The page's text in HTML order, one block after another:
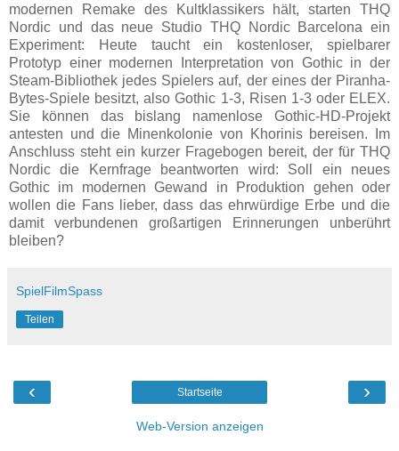
modernen Remake des Kultklassikers hält, starten THQ
Nordic und das neue Studio THQ Nordic Barcelona ein
Experiment: Heute taucht ein kostenloser, spielbarer
Prototyp einer modernen Interpretation von Gothic in der
Steam-Bibliothek jedes Spielers auf, der eines der Piranha-
Bytes-Spiele besitzt, also Gothic 1-3, Risen 1-3 oder ELEX.
Sie können das bislang namenlose Gothic-HD-Projekt
antesten und die Minenkolonie von Khorinis bereisen. Im
Anschluss steht ein kurzer Fragebogen bereit, der für THQ
Nordic die Kernfrage beantworten wird: Soll ein neues
Gothic im modernen Gewand in Produktion gehen oder
wollen die Fans lieber, dass das ehrwürdige Erbe und die
damit verbundenen großartigen Erinnerungen unberührt
bleiben?
SpielFilmSpass
Teilen
‹ ›
Startseite
Web-Version anzeigen